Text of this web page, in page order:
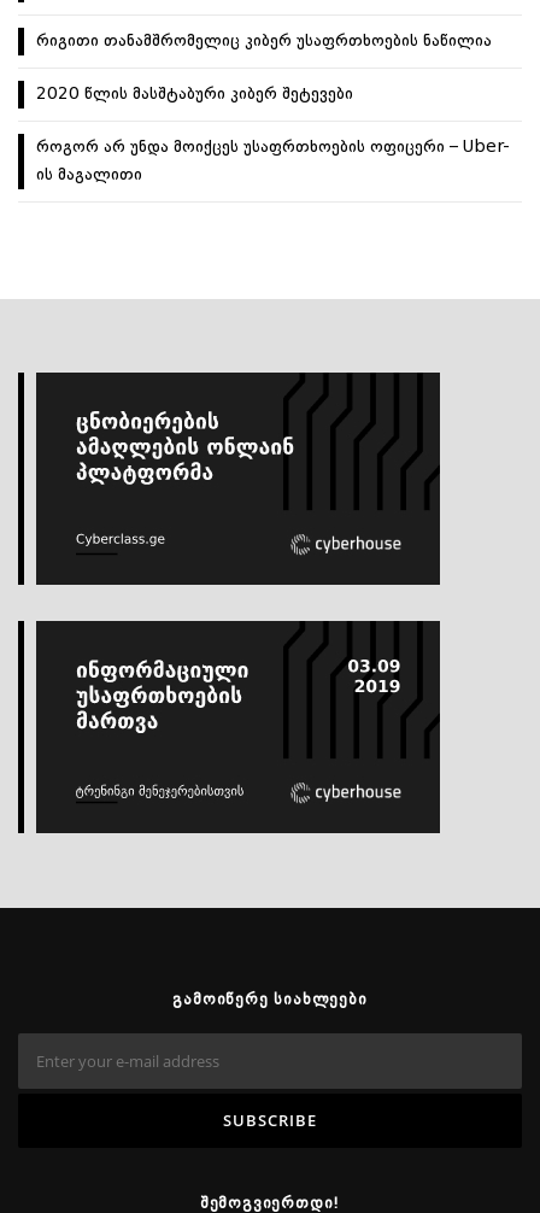
რიგითი თანამშრომელიც კიბერ უსაფრთხოების ნაწილია
2020 წლის მასშტაბური კიბერ შეტევები
როგორ არ უნდა მოიქცეს უსაფრთხოების ოფიცერი – Uber-
ის მაგალითი
ᲒᲐᲛᲝᲘᲬᲔᲠᲔ ᲡᲘᲐᲮᲚᲔᲔᲑᲘ
ᲨᲔᲛᲝᲒᲕᲘᲔᲠᲗᲓᲘ!